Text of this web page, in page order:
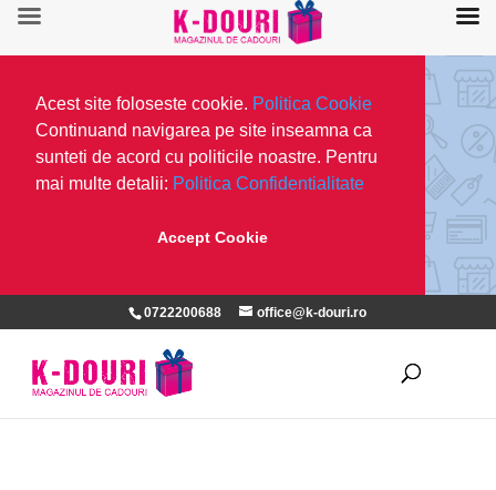
Acest site foloseste cookie. Politica Cookie
Continuand navigarea pe site inseamna ca
sunteti de acord cu politicile noastre. Pentru
mai multe detalii: Politica Confidentialitate
Accept Cookie
0722200688 office@k-douri.ro